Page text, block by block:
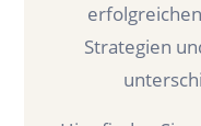
Strategien